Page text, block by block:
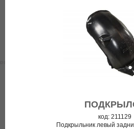
код: 211129
Подкрыльник левый